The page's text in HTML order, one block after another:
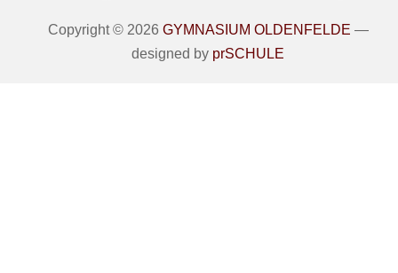
Copyright © 2026 GYMNASIUM OLDENFELDE —
designed by prSCHULE